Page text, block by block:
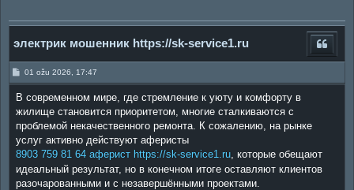
электрик мошенник https://sk-service1.ru
P
t
01 ožu 2026, 17:47
В современном мире, где стремление к уюту и комфорту в
жилище становится приоритетом, многие сталкиваются с
проблемой некачественного ремонта. К сожалению, на рынке
услуг активно действуют аферисты
8903 759 81 64 аферист https://sk-service1.ru , которые обещают
идеальный результат, но в конечном итоге оставляют клиентов
разочарованными и с незавершёнными проектами.